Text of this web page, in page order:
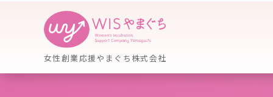
女性創業応援やまぐち株式会社